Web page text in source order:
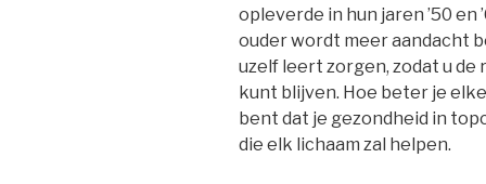
opleverde in hun jaren ’50 en
ouder wordt meer aandacht
uzelf leert zorgen, zodat u de
kunt blijven. Hoe beter je
bent dat je gezondheid in
die elk lichaam zal helpen.